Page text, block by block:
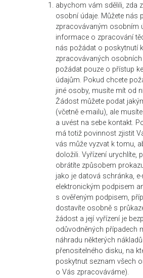
abychom vám sdělili, zda
osobní údaje. Můžete nás
zpracovávaným osobním
informace o zpracování
nás požádat o poskytnutí
zpracovávaných osobních
požádat pouze o přístup
údajům. Pokud chcete
jiné osoby, musíte mít od
Žádost můžete podat
(včetně e-mailu), ale
a uvést na sebe kontakt.
má totiž povinnost zjistit
vás může vyzvat k tomu,
doložili. Vyřízení urychlíte,
obrátíte způsobem
jako je datová schránka,
elektronickým podpisem
s ověřeným podpisem,
dostavíte osobně s
žádost a její vyřízení je
odůvodněných případech
náhradu některých
přenositelného disku, na
poskytnut seznam všech
o Vás zpracováváme).